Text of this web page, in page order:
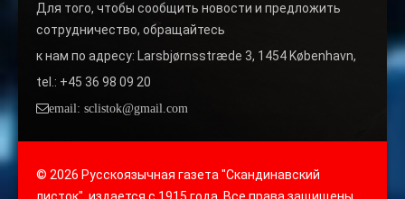
Для того, чтобы сообщить новости и предложить
сотрудничество, обращайтесь
к нам по адресу: Larsbjørnsstræde 3, 1454 København,
tel.: +45 36 98 09 20
email: sclistok@gmail.com
© 2026 Русскоязычная газета "Скандинавский